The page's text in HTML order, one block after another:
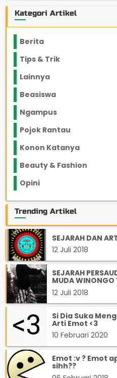
Kategori Artikel
Berita
Tips & Trik
Lainnya
Beasiswa
Ngampus
Pojok Rantau
Konon Katanya
Beauty & Fashion
Opini
Trending Artikel
SEJARAH DAN
12 Juli 2018
SEJARAH
MUDA WINONGO
12 Juli 2018
Si Dia Suka
Arti Emot <3
10 Februari 2020
Emot :v ? Emot
sihh??